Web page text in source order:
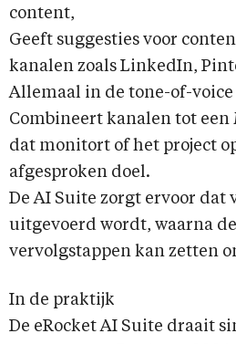
content,
Geeft suggesties voor
kanalen zoals LinkedIn,
Allemaal in de tone-of-
Combineert kanalen tot
dat monitort of het project
afgesproken doel.
De AI Suite zorgt ervoor dat
uitgevoerd wordt, waarna
vervolgstappen kan zetten
In de praktijk
De eRocket AI Suite draait